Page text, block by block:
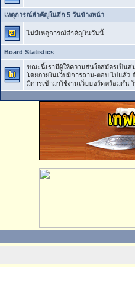
เหตุการณ์สำคัญในอีก 5 วันข้างหน้า
ไม่มีเหตุการณ์สำคัญในวันนี้
Board Statistics
ขณะนี้เรามีผู้ให้ความสนใจสมัครเป็นส
โดยภายในเว็บมีการถาม-ตอบ ไปแล้ว
มีการเข้ามาใช้งานเว็บบอร์ดพร้อมกัน